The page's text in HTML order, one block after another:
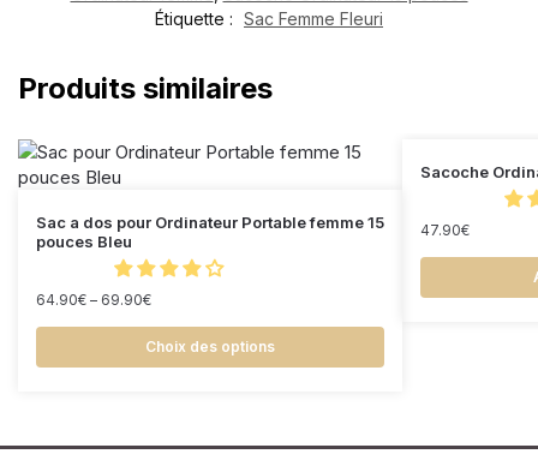
Étiquette : Sac Femme Fleuri
Produits similaires
Sac a dos pour Ordinateur Portable femme 15
pouces Bleu
64.90€ – 69.90€
Choix des options
Sacoche
47.90€